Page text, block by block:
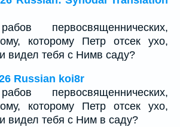
первосвященнических,
которому Петр отсек ухо,
видел тебя с Нимв саду?
Russian koi8r
первосвященнических,
которому Петр отсек ухо,
видел тебя с Ним в саду?